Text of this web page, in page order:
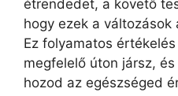
étrendedet, a követő
hogy ezek a
Ez folyamatos
megfelelő úton jársz,
hozod az egészséged